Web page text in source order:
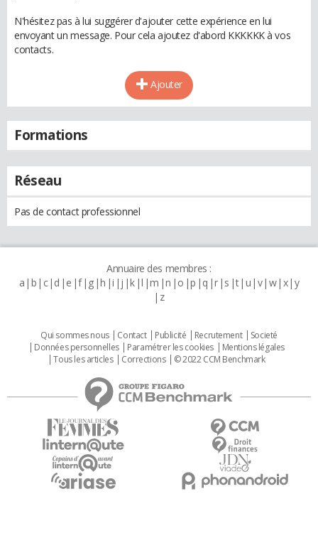
N'hésitez pas à lui suggérer d'ajouter cette expérience en lui
envoyant un message. Pour cela ajoutez d'abord KKKKKK à vos
contacts.
Ajouter
Formations
Réseau
Pas de contact professionnel
Annuaire des membres :
a b c d e f g h i j k l m n o p q r s t u v w x y
z
Qui sommes nous Contact Publicité Recrutement
Societé
Données personnelles
Paramétrer les cookies
Mentions légales
Tous les articles
Corrections © 2022 CCM Benchmark